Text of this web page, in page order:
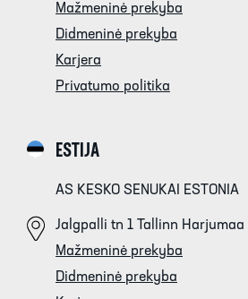
Mažmeninė prekyba
Didmeninė prekyba
Karjera
Privatumo politika
ESTIJA
AS KESKO SENUKAI ESTONIA
Jalgpalli tn 1 Tallinn Harjumaa
Mažmeninė prekyba
Didmeninė prekyba